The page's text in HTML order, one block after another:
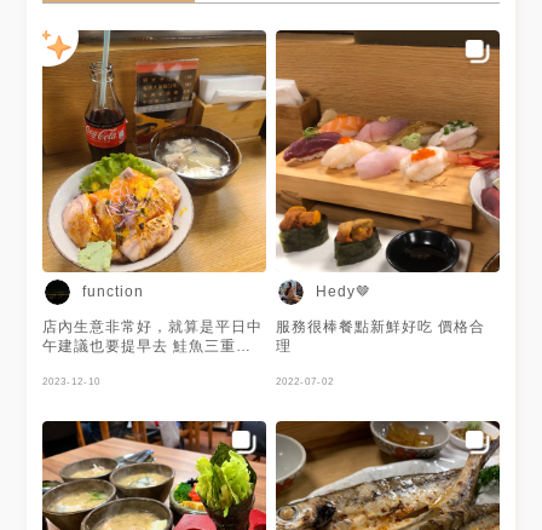
function
店內生意非常好，就算是平日中
午建議也要提早去 鮭魚三重奏
鮭魚、明太子鮭魚，份量十足，
體來說還不錯!可樂一瓶也只要
20元! -----------------------------
-------- 💳支付：現金/街口支付
💵 發票：無發票 #台北 #南京三
民 #函數食記 #函數外勤_南京
三民
2023-12-10
Hedy🤎
服務很棒餐點新鮮好吃 價格合
理
2022-07-02